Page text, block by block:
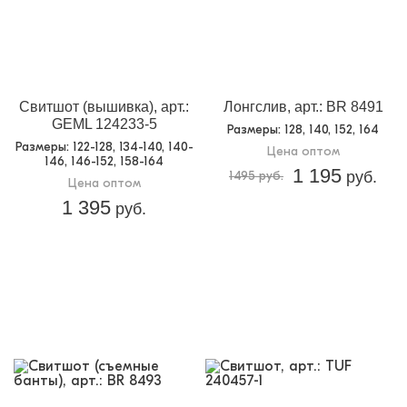
Свитшот (вышивка), арт.:
GEML 124233-5
Размеры: 122-128, 134-140, 140-
146, 146-152, 158-164
Цена оптом
1 395 руб.
Лонгслив, арт.: BR 8491
Размеры: 128, 140, 152, 164
Цена оптом
1495 руб.
1 195 руб.